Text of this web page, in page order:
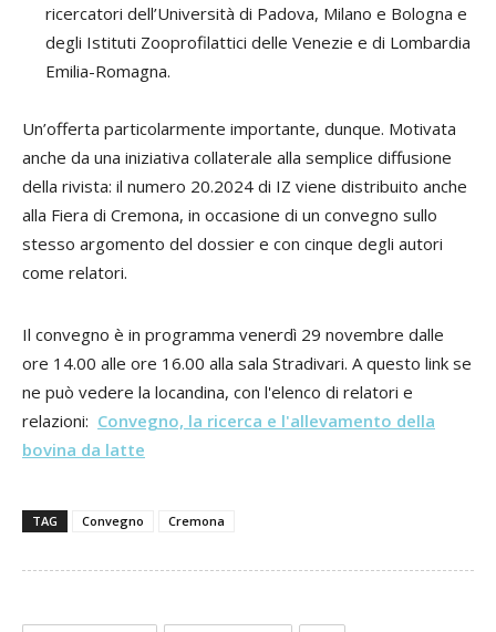
ricercatori dell’Università di Padova, Milano e Bologna e
degli Istituti Zooprofilattici delle Venezie e di Lombardia
Emilia-Romagna.
Un’offerta particolarmente importante, dunque. Motivata
anche da una iniziativa collaterale alla semplice diffusione
della rivista: il numero 20.2024 di IZ viene distribuito anche
alla Fiera di Cremona, in occasione di un convegno sullo
stesso argomento del dossier e con cinque degli autori
come relatori.
Il convegno è in programma venerdì 29 novembre dalle
ore 14.00 alle ore 16.00 alla sala Stradivari. A questo link se
ne può vedere la locandina, con l'elenco di relatori e
relazioni: Convegno, la ricerca e l'allevamento della
bovina da latte
TAG Convegno Cremona